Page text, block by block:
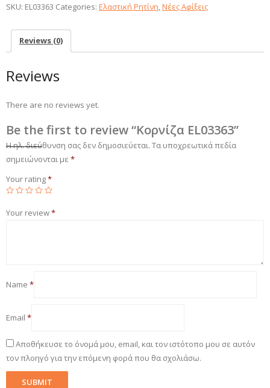
SKU: EL03363 Categories: Ελαστική Ρητίνη,Νέες Αφίξεις
Reviews (0)
Reviews
There are no reviews yet.
Be the first to review “Κορνίζα EL03363”
Η ηλ. διεύθυνση σας δεν δημοσιεύεται. Τα υποχρεωτικά πεδία
σημειώνονται με *
Your rating*
Your review*
Name *
Email *
Αποθήκευσε το όνομά μου, email, και τον ιστότοπο μου σε αυτόν
τον πλοηγό για την επόμενη φορά που θα σχολιάσω.